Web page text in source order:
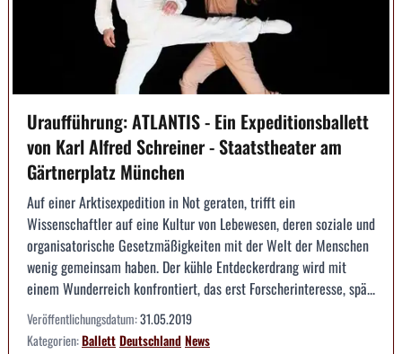
Uraufführung: ATLANTIS - Ein Expeditionsballett
von Karl Alfred Schreiner - Staatstheater am
Gärtnerplatz München
Auf einer Arktisexpedition in Not geraten, trifft ein
Wissenschaftler auf eine Kultur von Lebewesen, deren soziale und
organisatorische Gesetzmäßigkeiten mit der Welt der Menschen
wenig gemeinsam haben. Der kühle Entdeckerdrang wird mit
einem Wunderreich konfrontiert, das erst Forscherinteresse, spä...
Veröffentlichungsdatum:31.05.2019
Kategorien:BallettDeutschlandNews